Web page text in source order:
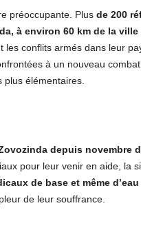
préoccupante. Plus de 200
à environ 60 km de la ville
les conflits armés dans leur
à un nouveau
élémentaires.
depuis novembre
pour leur venir en aide, la
de base et même d’eau
de leur souffrance.